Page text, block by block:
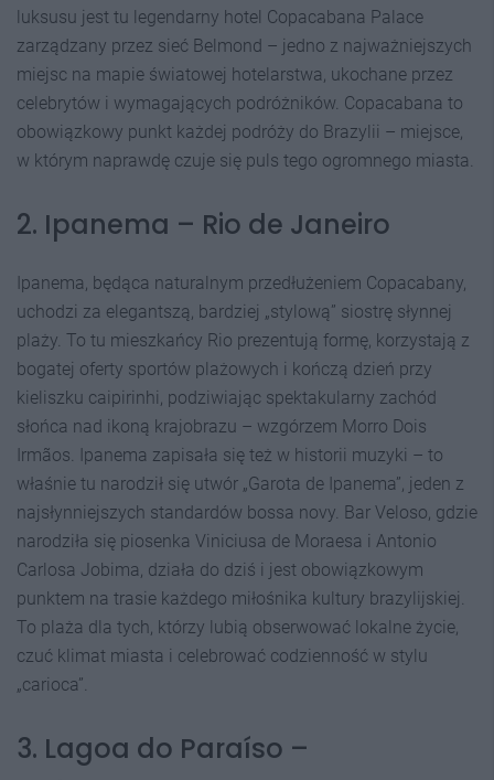
luksusu jest tu legendarny hotel Copacabana Palace
zarządzany przez sieć Belmond – jedno z najważniejszych
miejsc na mapie światowej hotelarstwa, ukochane przez
celebrytów i wymagających podróżników. Copacabana to
obowiązkowy punkt każdej podróży do Brazylii – miejsce,
w którym naprawdę czuje się puls tego ogromnego miasta.
2. Ipanema – Rio de Janeiro
Ipanema, będąca naturalnym przedłużeniem Copacabany,
uchodzi za elegantszą, bardziej „stylową” siostrę słynnej
plaży. To tu mieszkańcy Rio prezentują formę, korzystają z
bogatej oferty sportów plażowych i kończą dzień przy
kieliszku caipirinhi, podziwiając spektakularny zachód
słońca nad ikoną krajobrazu – wzgórzem Morro Dois
Irmãos. Ipanema zapisała się też w historii muzyki – to
właśnie tu narodził się utwór „Garota de Ipanema”, jeden z
najsłynniejszych standardów bossa novy. Bar Veloso, gdzie
narodziła się piosenka Viniciusa de Moraesa i Antonio
Carlosa Jobima, działa do dziś i jest obowiązkowym
punktem na trasie każdego miłośnika kultury brazylijskiej.
To plaża dla tych, którzy lubią obserwować lokalne życie,
czuć klimat miasta i celebrować codzienność w stylu
„carioca”.
3. Lagoa do Paraíso –